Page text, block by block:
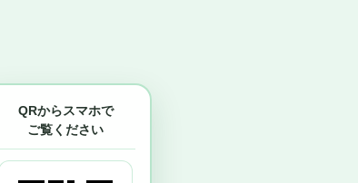
QRからスマホで
ご覧ください